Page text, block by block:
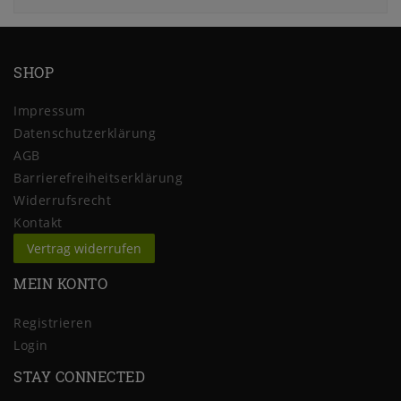
SHOP
Impressum
Daten­schutz­erklärung
AGB
Barrierefreiheitserklärung
Widerrufs­recht
Kontakt
Vertrag widerrufen
MEIN KONTO
Registrieren
Login
STAY CONNECTED